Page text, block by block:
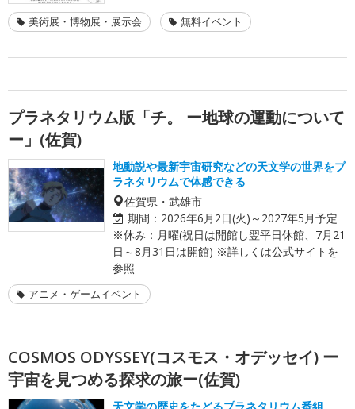
美術展・博物展・展示会 無料イベント
プラネタリウム版「チ。 ー地球の運動について
ー」(佐賀)
地動説や最新宇宙研究などの天文学の世界をプ
ラネタリウムで体感できる
佐賀県・武雄市
期間： 2026年6月2日(火)～2027年5月予定
※休み：月曜(祝日は開館し翌平日休館、7月21
日～8月31日は開館) ※詳しくは公式サイトを
参照
アニメ・ゲームイベント
COSMOS ODYSSEY(コスモス・オデッセイ) ー
宇宙を見つめる探求の旅ー(佐賀)
天文学の歴史をたどるプラネタリウム番組